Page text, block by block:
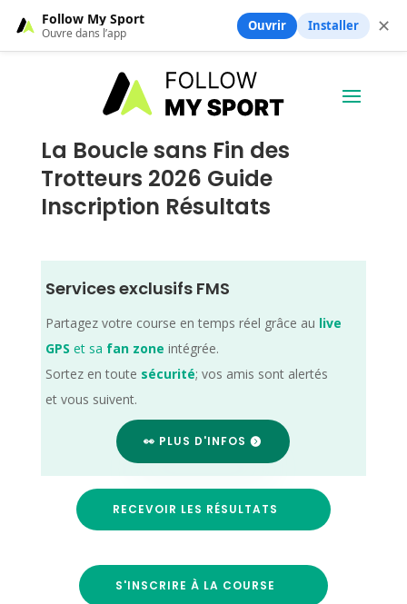
La Boucle sans Fin des
Trotteurs 2026 Guide
Inscription Résultats
Services exclusifs FMS
Partagez votre course en temps réel grâce au live
GPS et sa fan zone intégrée.
Sortez en toute sécurité; vos amis sont alertés
et vous suivent.
👀 PLUS D'INFOS
RECEVOIR LES RÉSULTATS
S'INSCRIRE À LA COURSE
Follow My Sport
Ouvre dans l’app Ouvrir Installer ✕